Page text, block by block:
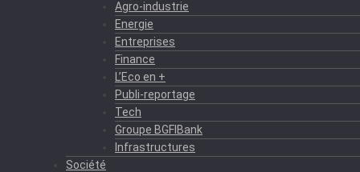
Agro-industrie
Energie
Entreprises
Finance
L’Eco en +
Publi-reportage
Tech
Groupe BGFIBank
Infrastructures
Société